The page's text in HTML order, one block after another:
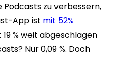
zu verbessern,
App ist mit 52%
% weit abgeschlagen
Nur 0,09 %. Doch